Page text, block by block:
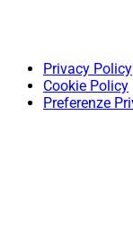
Privacy Policy
Cookie Policy
Preferenze